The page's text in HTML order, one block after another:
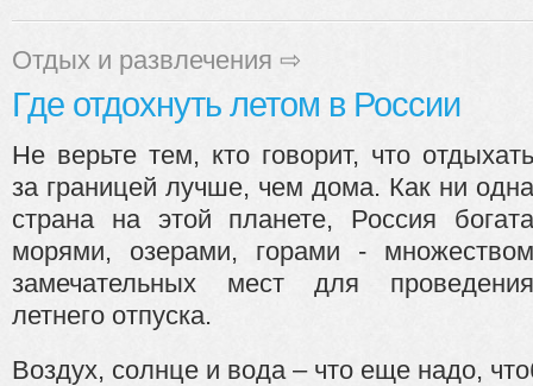
Отдых и развлечения ⇨
Где отдохнуть летом в России
Не верьте тем, кто говорит, что отдыхать
за границей лучше, чем дома. Как ни одна
страна на этой планете, Россия богата
морями, озерами, горами - множеством
замечательных мест для проведения
летнего отпуска.
Воздух, солнце и вода – что еще надо,